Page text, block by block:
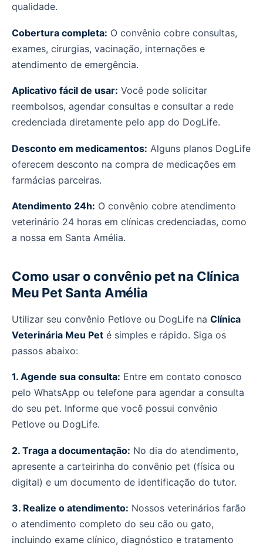
qualidade.
Cobertura completa: O convênio cobre consultas,
exames, cirurgias, vacinação, internações e
atendimento de emergência.
Aplicativo fácil de usar: Você pode solicitar
reembolsos, agendar consultas e consultar a rede
credenciada diretamente pelo app do DogLife.
Desconto em medicamentos: Alguns planos DogLife
oferecem desconto na compra de medicações em
farmácias parceiras.
Atendimento 24h: O convênio cobre atendimento
veterinário 24 horas em clínicas credenciadas, como
a nossa em Santa Amélia.
Como usar o convênio pet na Clínica
Meu Pet Santa Amélia
Utilizar seu convênio Petlove ou DogLife na Clínica
Veterinária Meu Pet é simples e rápido. Siga os
passos abaixo:
1. Agende sua consulta: Entre em contato conosco
pelo WhatsApp ou telefone para agendar a consulta
do seu pet. Informe que você possui convênio
Petlove ou DogLife.
2. Traga a documentação: No dia do atendimento,
apresente a carteirinha do convênio pet (física ou
digital) e um documento de identificação do tutor.
3. Realize o atendimento: Nossos veterinários farão
o atendimento completo do seu cão ou gato,
incluindo exame clínico, diagnóstico e tratamento